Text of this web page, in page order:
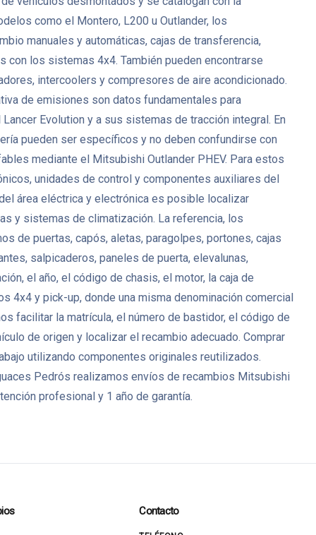
como el Montero, L200 u Outlander, los
manuales y automáticas, cajas de transferencia,
los sistemas 4x4. También pueden encontrarse
intercoolers y compresores de aire acondicionado.
de emisiones son datos fundamentales para
Evolution y a sus sistemas de tracción integral. En
pueden ser específicos y no deben confundirse con
mediante el Mitsubishi Outlander PHEV. Para estos
unidades de control y componentes auxiliares del
área eléctrica y electrónica es posible localizar
y sistemas de climatización. La referencia, los
de puertas, capós, aletas, paragolpes, portones, cajas
salpicaderos, paneles de puerta, elevalunas,
el año, el código de chasis, el motor, la caja de
4x4 y pick-up, donde una misma denominación comercial
facilitar la matrícula, el número de bastidor, el código de
de origen y localizar el recambio adecuado. Comprar
utilizando componentes originales reutilizados.
Pedrós realizamos envíos de recambios Mitsubishi
profesional y 1 año de garantía.
Contacto